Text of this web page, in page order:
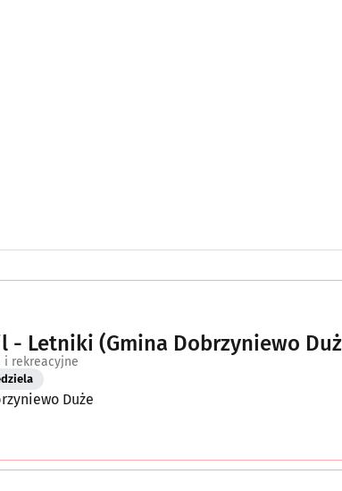
- Letniki (Gmina Dobrzyniewo
i rekreacyjne
Duże